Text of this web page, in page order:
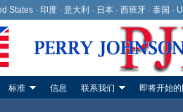
States· 印度· 意大利 · 日本· 西班牙 · 泰国 ·
标准 信息 联系我们 即将开始